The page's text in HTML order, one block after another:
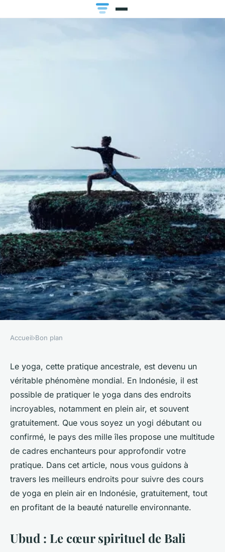
BON PLAN
Où trouver des cours de yoga
gratuits en plein air en
Indonésie?
Rose•30 juin 2024• 5 min de lecture
Accueil›Bon plan
Le yoga, cette pratique ancestrale, est devenu un
véritable phénomène mondial. En Indonésie, il est
possible de pratiquer le yoga dans des endroits
incroyables, notamment en plein air, et souvent
gratuitement. Que vous soyez un yogi débutant ou
confirmé, le pays des mille îles propose une multitude
de cadres enchanteurs pour approfondir votre
pratique. Dans cet article, nous vous guidons à
travers les meilleurs endroits pour suivre des cours
de yoga en plein air en Indonésie, gratuitement, tout
en profitant de la beauté naturelle environnante.
Ubud : Le cœur spirituel de Bali